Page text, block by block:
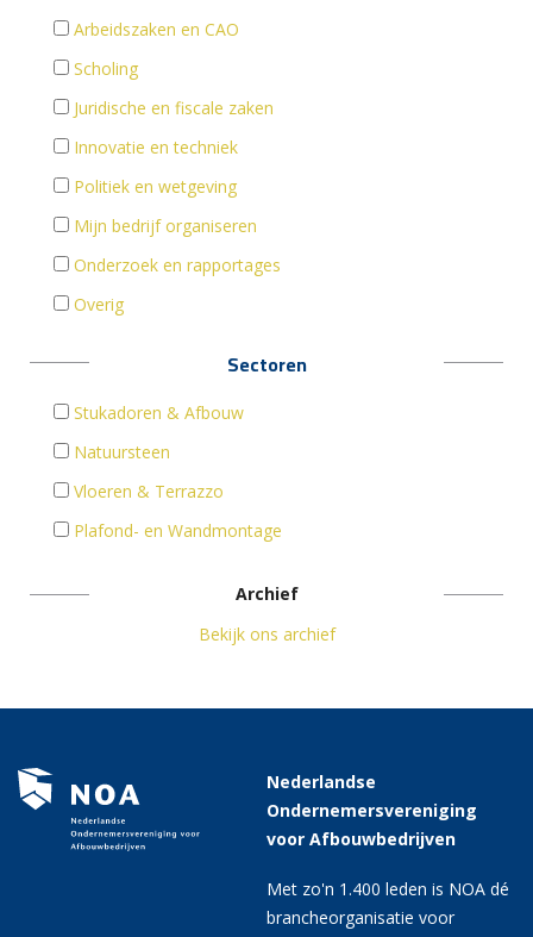
Arbeidszaken en CAO
Scholing
Juridische en fiscale zaken
Innovatie en techniek
Politiek en wetgeving
Mijn bedrijf organiseren
Onderzoek en rapportages
Overig
Sectoren
Stukadoren & Afbouw
Natuursteen
Vloeren & Terrazzo
Plafond- en Wandmontage
Archief
Bekijk ons archief
Nederlandse
Ondernemersvereniging
voor Afbouwbedrijven
Met zo'n 1.400 leden is NOA dé
brancheorganisatie voor